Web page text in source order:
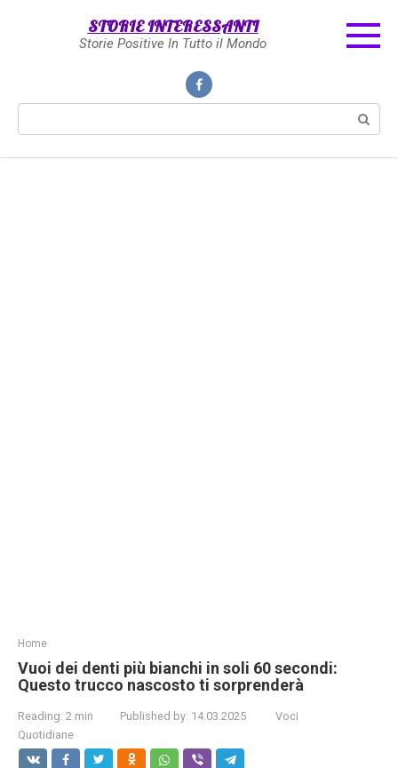
STORIE INTERESSANTI
Storie Positive In Tutto il Mondo
Home
Vuoi dei denti più bianchi in soli 60 secondi:
Questo trucco nascosto ti sorprenderà
Reading: 2 min Published by: 14.03.2025
Voci
Quotidiane